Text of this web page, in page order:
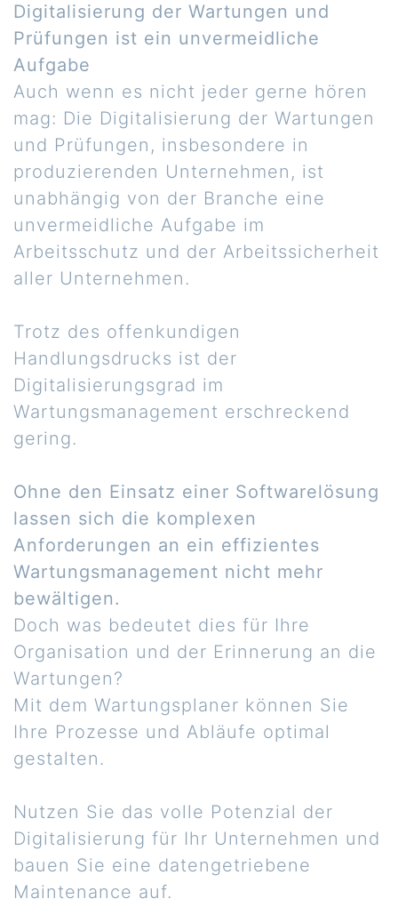
Digitalisierung der Wartungen und
Prüfungen ist ein unvermeidliche
Aufgabe
Auch wenn es nicht jeder gerne hören
mag: Die Digitalisierung der Wartungen
und Prüfungen, insbesondere in
produzierenden Unternehmen, ist
unabhängig von der Branche eine
unvermeidliche Aufgabe im
Arbeitsschutz und der Arbeitssicherheit
aller Unternehmen.
Trotz des offenkundigen
Handlungsdrucks ist der
Digitalisierungsgrad im
Wartungsmanagement erschreckend
gering.
Ohne den Einsatz einer Softwarelösung
lassen sich die komplexen
Anforderungen an ein effizientes
Wartungsmanagement nicht mehr
bewältigen.
Doch was bedeutet dies für Ihre
Organisation und der Erinnerung an die
Wartungen?
Mit dem Wartungsplaner können Sie
Ihre Prozesse und Abläufe optimal
gestalten.
Nutzen Sie das volle Potenzial der
Digitalisierung für Ihr Unternehmen und
bauen Sie eine datengetriebene
Maintenance auf.